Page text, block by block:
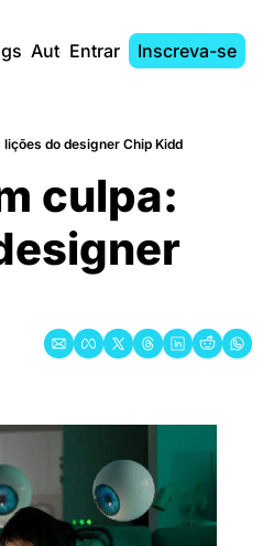
AutoresEntrar Inscreva-se
do designer Chip Kidd
culpa: